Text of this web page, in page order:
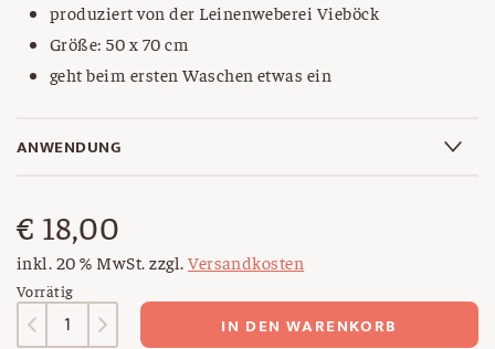
€ 18,00
inkl. 20 % MwSt. zzgl.Versandkosten
Vorrätig
Geschirrtuch
Menge
IN DEN WARENKORB
produziert von der Leinenweberei Vieböck
Größe: 50 x 70 cm
geht beim ersten Waschen etwas ein
ANWENDUNG